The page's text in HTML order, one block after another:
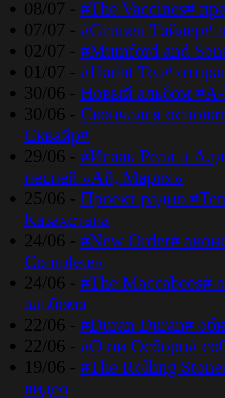
08/07 - #The Vaccines#
07/07 - #Стивен Тайлер#
02/07 - #Mumford and
01/07 - #Hadnt Tea#
30/06 - Новый альбом #A-
30/06 - Скончался
Сквайр#
29/06 - #Исаак Реал и
песней «Ай, Мария»
25/06 - Проект радио
Казахстана
24/06 - #New Order#
Complete»
24/06 - #The Maccabees#
альбома
22/06 - #Duran Duran#
22/06 - #Оззи Осборн#
19/06 - #The Rolling
видео